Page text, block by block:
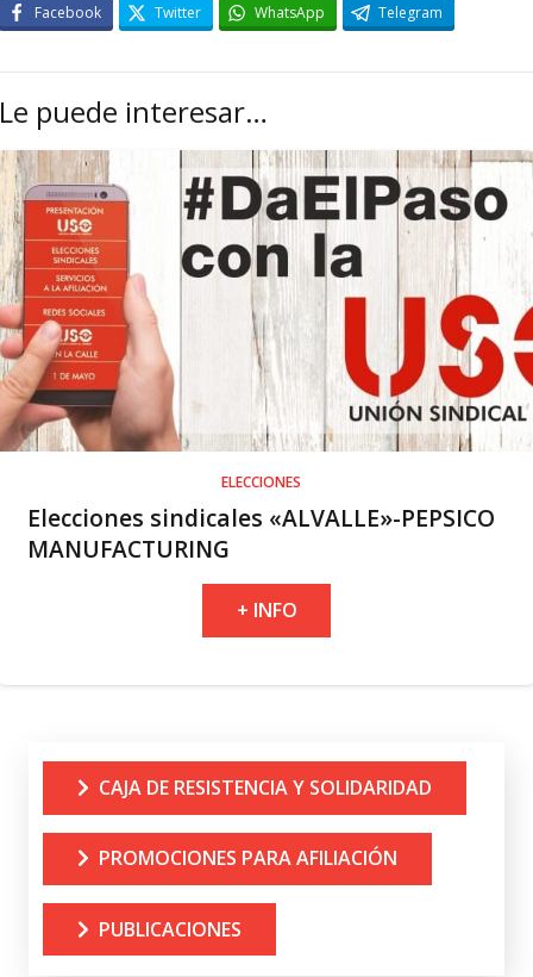
Facebook Twitter WhatsApp Telegram
Le puede interesar…
ELECCIONES
Elecciones sindicales «ALVALLE»-PEPSICO
MANUFACTURING
+ INFO
CAJA DE RESISTENCIA Y SOLIDARIDAD
PROMOCIONES PARA AFILIACIÓN
PUBLICACIONES